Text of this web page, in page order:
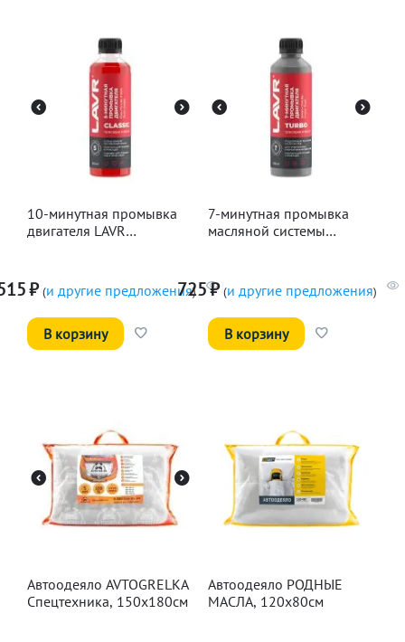
10-минутная промывка
двигателя LAVR
₽ (и другие предложения)
В корзину
7-минутная промывка
масляной системы
725₽ (и другие предложения)
В корзину
Автоодеяло AVTOGRELKA
Спецтехника, 150х180см
Автоодеяло РОДНЫЕ
МАСЛА, 120х80см